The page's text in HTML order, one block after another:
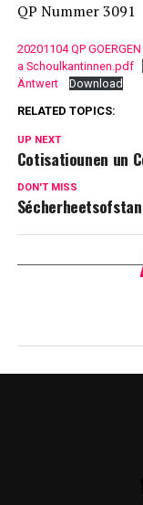
QP Nummer 3091
20201104 QP
a Schoulkantinnen.pdf
Äntwert
Download
RELATED TOPICS:
UP NEXT
Cotisatiounen un
DON'T MISS